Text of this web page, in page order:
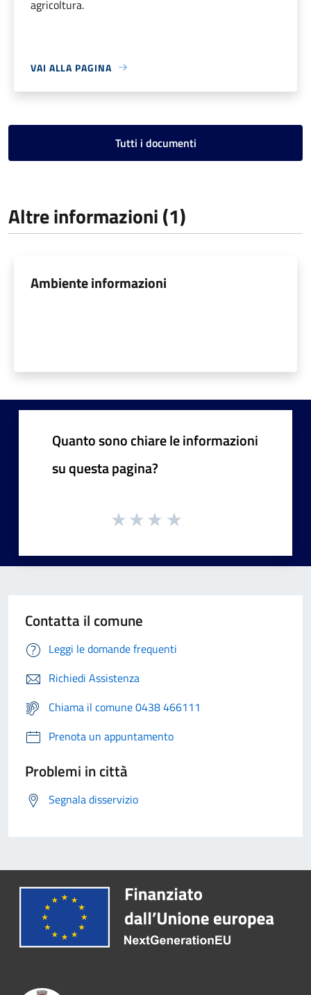
agricoltura.
VAI ALLA PAGINA
Tutti i documenti
Altre informazioni (1)
Ambiente informazioni
Quanto sono chiare le informazioni
su questa pagina?
Contatta il comune
Leggi le domande frequenti
Richiedi Assistenza
Chiama il comune 0438 466111
Prenota un appuntamento
Problemi in città
Segnala disservizio